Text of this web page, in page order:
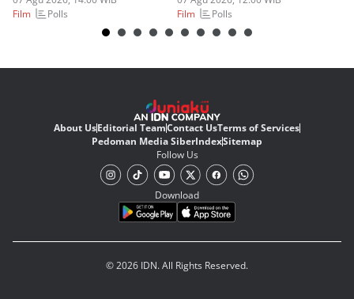
Film
Polls
Film
Polls
About UsEditorial TeamContact UsTerms of Services
Pedoman Media SiberIndexSitemap
Follow Us
Download
© 2026 IDN. All Rights Reserved.